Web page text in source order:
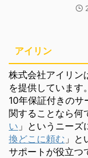
アイリン
株式会社アイリン
を提供しています
10年保証付きのサ
関することなら何
い 」というニー
換どこに頼む 」
サポートが役立つ